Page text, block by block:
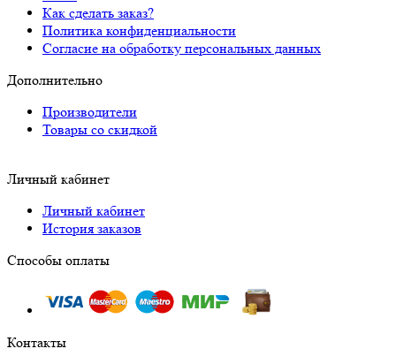
Как сделать заказ?
Политика конфиденциальности
Согласие на обработку персональных данных
Дополнительно
Производители
Товары со скидкой
Личный кабинет
Личный кабинет
История заказов
Способы оплаты
Контакты